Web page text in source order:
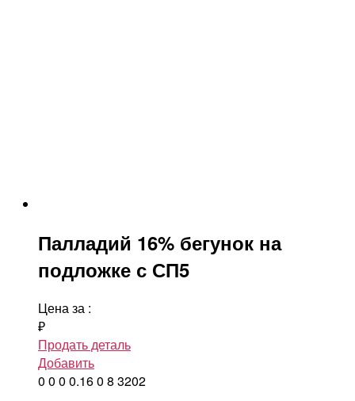
Палладий 16% бегунок на
подложке с СП5
Цена за :
₽
Продать деталь
Добавить
0 0 0 0.160 8 3202